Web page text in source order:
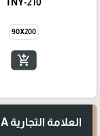
90X200
add_shopping_cart
العلامة التجارية TUNA